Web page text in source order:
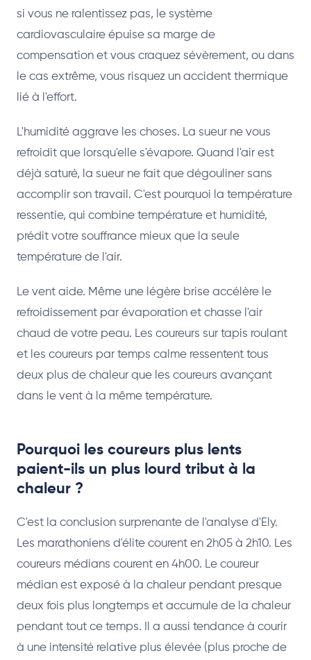
si vous ne ralentissez pas, le système
cardiovasculaire épuise sa marge de
compensation et vous craquez sévèrement, ou dans
le cas extrême, vous risquez un accident thermique
lié à l'effort.
L'humidité aggrave les choses. La sueur ne vous
refroidit que lorsqu'elle s'évapore. Quand l'air est
déjà saturé, la sueur ne fait que dégouliner sans
accomplir son travail. C'est pourquoi la température
ressentie, qui combine température et humidité,
prédit votre souffrance mieux que la seule
température de l'air.
Le vent aide. Même une légère brise accélère le
refroidissement par évaporation et chasse l'air
chaud de votre peau. Les coureurs sur tapis roulant
et les coureurs par temps calme ressentent tous
deux plus de chaleur que les coureurs avançant
dans le vent à la même température.
Pourquoi les coureurs plus lents
paient-ils un plus lourd tribut à la
chaleur ?
C'est la conclusion surprenante de l'analyse d'Ely.
Les marathoniens d'élite courent en 2h05 à 2h10. Les
coureurs médians courent en 4h00. Le coureur
médian est exposé à la chaleur pendant presque
deux fois plus longtemps et accumule de la chaleur
pendant tout ce temps. Il a aussi tendance à courir
à une intensité relative plus élevée (plus proche de